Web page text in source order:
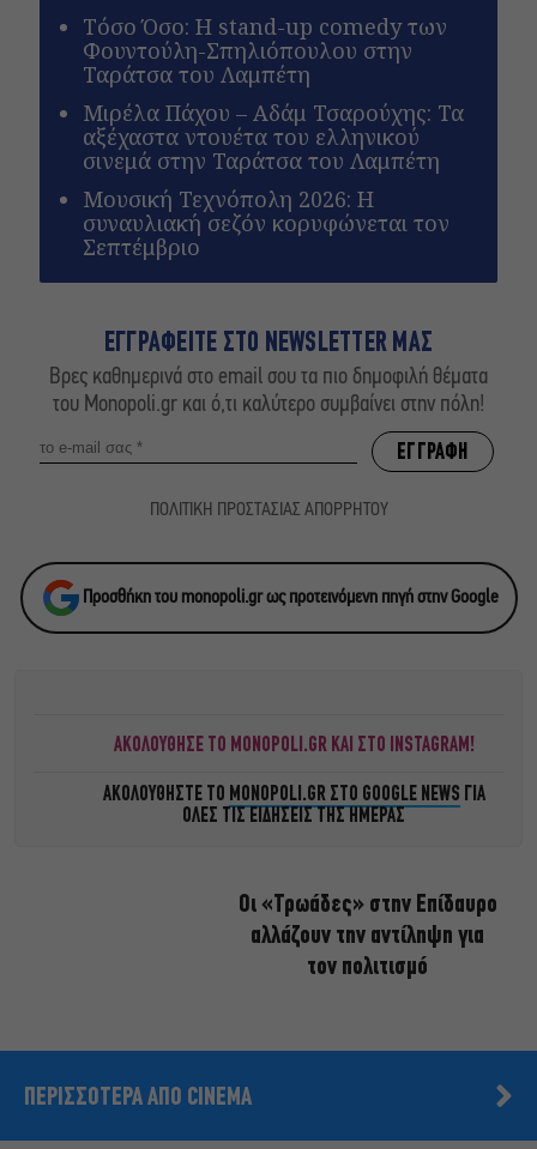
Τόσο Όσο: Η stand-up comedy των
Φουντούλη-Σπηλιόπουλου στην
Ταράτσα του Λαμπέτη
Μιρέλα Πάχου – Αδάμ Τσαρούχης: Τα
αξέχαστα ντουέτα του ελληνικού
σινεμά στην Ταράτσα του Λαμπέτη
Μουσική Τεχνόπολη 2026: Η
συναυλιακή σεζόν κορυφώνεται τον
Σεπτέμβριο
ΕΓΓΡΑΦΕΙΤΕ ΣΤΟ NEWSLETTER ΜΑΣ
Βρες καθημερινά στο email σου τα πιο δημοφιλή θέματα
του Monopoli.gr και ό,τι καλύτερο συμβαίνει στην πόλη!
ΠΟΛΙΤΙΚΗ ΠΡΟΣΤΑΣΙΑΣ ΑΠΟΡΡΗΤΟΥ
Προσθήκη του monopoli.gr ως προτεινόμενη πηγή στην Google
ΑΚΟΛΟΥΘΗΣΕ ΤΟ MONOPOLI.GR ΚΑΙ ΣΤΟ INSTAGRAM!
ΑΚΟΛΟΥΘΗΣΤΕ ΤΟ MONOPOLI.GR ΣΤΟ GOOGLE NEWS ΓΙΑ
ΟΛΕΣ ΤΙΣ ΕΙΔΗΣΕΙΣ ΤΗΣ ΗΜΕΡΑΣ
Οι «Τρωάδες» στην Επίδαυρο
αλλάζουν την αντίληψη για
τον πολιτισμό
ΠΕΡΙΣΣΟΤΕΡΑ ΑΠΟ CINEMA